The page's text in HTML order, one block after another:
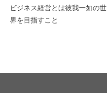
ビジネス経営とは彼我一如の世
界を目指すこと